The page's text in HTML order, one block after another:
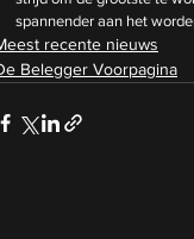
spannender aan het
recente nieuws
Belegger Voorpagina